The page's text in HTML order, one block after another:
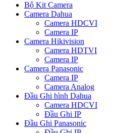
Bộ Kit Camera
Camera Dahua
Camera HDCVI
Camera IP
Camera Hikivision
Camera HDTVI
Camera IP
Camera Panasonic
Camera IP
Camera Analog
Đầu Ghi hình Dahua
Camera HDCVI
Đầu Ghi IP
Đầu Ghi Panasonic